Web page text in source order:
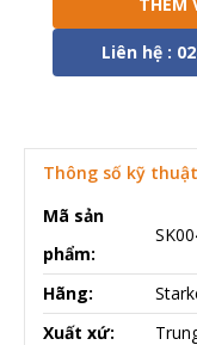
Liên hệ :
Thông số kỹ thuật
Mã sản
phẩm:
Hãng:
Xuất xứ: